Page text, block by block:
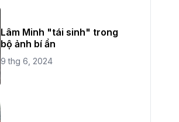
Lâm Minh "tái sinh" trong
bộ ảnh bí ẩn
9 thg 6, 2024